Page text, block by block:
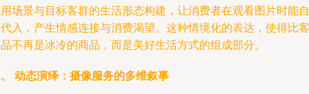
场景与目标客群的生活形态构建，让消费者在观看图片时能自
入，产生情感连接与消费渴望。这种情境化的表达，使得比客
不再是冰冷的商品，而是美好生活方式的组成部分。
动态演绎：摄像服务的多维叙事